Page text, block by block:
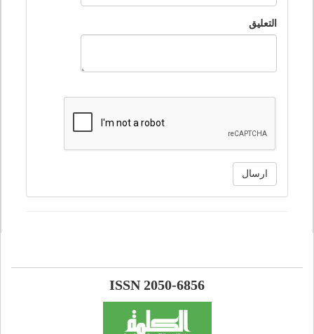
التعليق
ارسال
ISSN 2050-6856